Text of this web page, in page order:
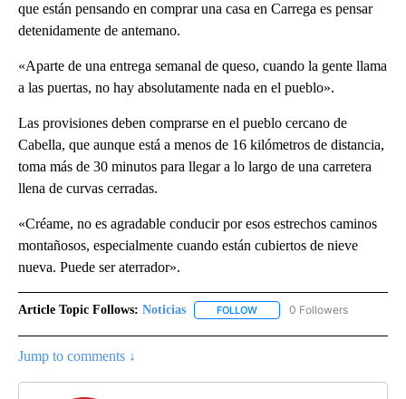
que están pensando en comprar una casa en Carrega es pensar
detenidamente de antemano.
«Aparte de una entrega semanal de queso, cuando la gente llama
a las puertas, no hay absolutamente nada en el pueblo».
Las provisiones deben comprarse en el pueblo cercano de
Cabella, que aunque está a menos de 16 kilómetros de distancia,
toma más de 30 minutos para llegar a lo largo de una carretera
llena de curvas cerradas.
«Créame, no es agradable conducir por esos estrechos caminos
montañosos, especialmente cuando están cubiertos de nieve
nueva. Puede ser aterrador».
Article Topic Follows: Noticias FOLLOW FOLLOW "NOTICIAS" TO
0 Followers
Jump to comments ↓